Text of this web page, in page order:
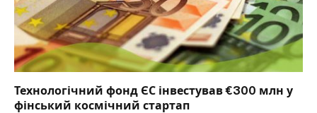
Технологічний фонд ЄС інвестував €300 млн у
фінський космічний стартап